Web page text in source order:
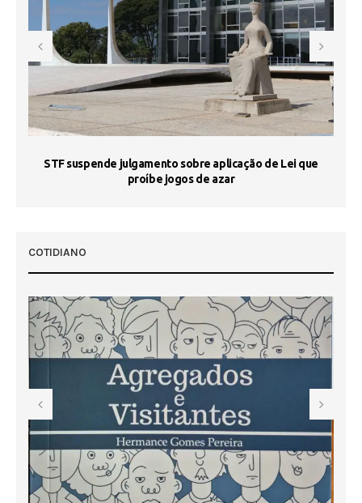
STF suspende julgamento sobre aplicação de Lei que
proíbe jogos de azar
COTIDIANO